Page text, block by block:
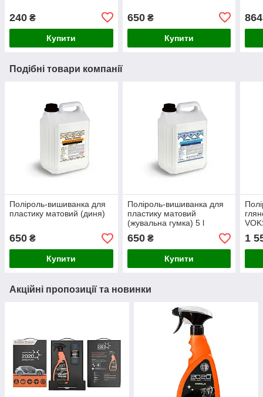
240 ₴
Купити
650₴
Купити
864
Подібні товари компанії
Поліроль-вишиванка для
пластику матовий (диня)
650 ₴
Купити
Поліроль-вишиванка для
пластику матовий
(жувальна гумка) 5 l
650₴
Купити
1
Акційні пропозиції та новинки